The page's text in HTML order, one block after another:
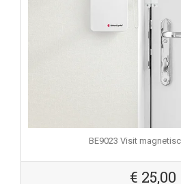
BE9023 Visit
€ 25,00